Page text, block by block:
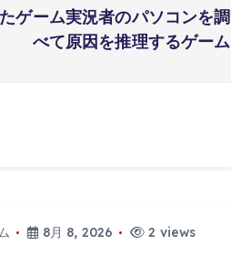
ゲーム実況者のパソコンを調
べて原因を推理するゲーム
8月 8, 2026 2 views